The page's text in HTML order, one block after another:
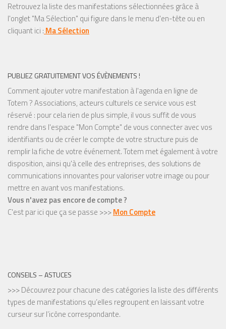
Retrouvez la liste des manifestations sélectionnées grâce à
l'onglet "Ma Sélection" qui figure dans le menu d'en-tête ou en
cliquant ici : Ma Sélection
PUBLIEZ GRATUITEMENT VOS ÉVÈNEMENTS !
Comment ajouter votre manifestation à l'agenda en ligne de
Totem ? Associations, acteurs culturels ce service vous est
réservé : pour cela rien de plus simple, il vous suffit de vous
rendre dans l'espace "Mon Compte" de vous connecter avec vos
identifiants ou de créer le compte de votre structure puis de
remplir la fiche de votre événement. Totem met également à votre
disposition, ainsi qu'à celle des entreprises, des solutions de
communications innovantes pour valoriser votre image ou pour
mettre en avant vos manifestations.
Vous n'avez pas encore de compte ?
C'est par ici que ça se passe >>>Mon Compte
CONSEILS – ASTUCES
>>> Découvrez pour chacune des catégories la liste des différents
types de manifestations qu’elles regroupent en laissant votre
curseur sur l’icône correspondante.